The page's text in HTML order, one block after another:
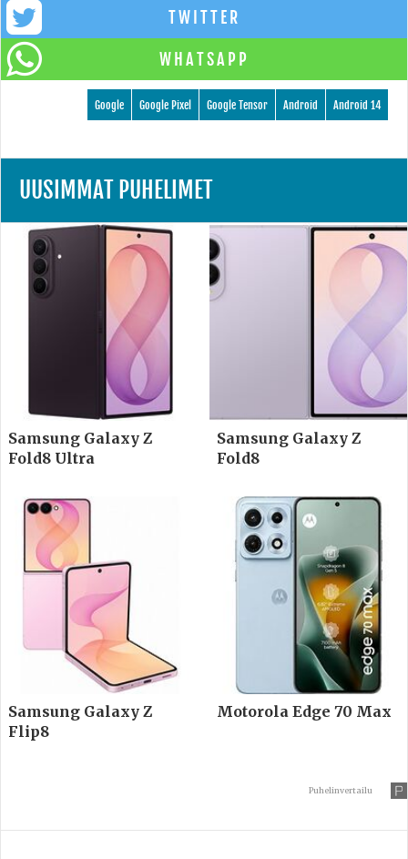
TWITTER
WHATSAPP
Android 14
Android
Google Tensor
Google Pixel
Google
UUSIMMAT PUHELIMET
Samsung Galaxy Z
Fold8 Ultra
Samsung Galaxy Z
Fold8
Samsung Galaxy Z
Flip8
Motorola Edge 70 Max
Puhelinvertailu